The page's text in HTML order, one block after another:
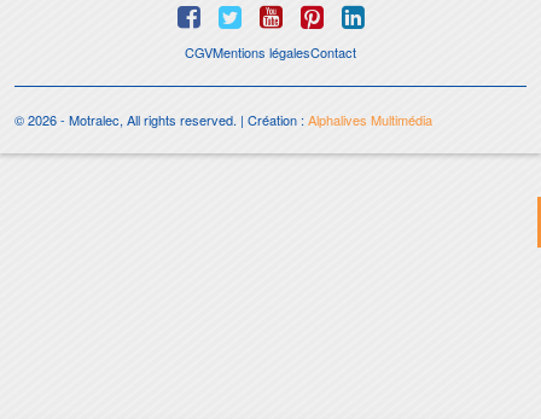
CGVMentions légalesContact
© 2026 - Motralec, All rights reserved. | Création :Alphalives Multimédia